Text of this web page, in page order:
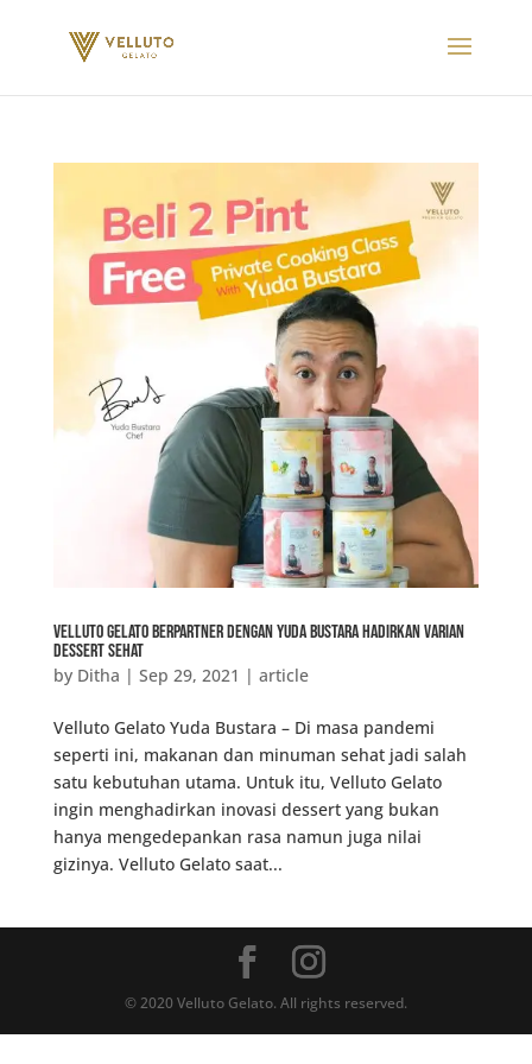
Velluto Gelato Berpartner Dengan Yuda Bustara Hadirkan Varian
Dessert Sehat
by Ditha | Sep 29, 2021 | article
Velluto Gelato Yuda Bustara – Di masa pandemi
seperti ini, makanan dan minuman sehat jadi salah
satu kebutuhan utama. Untuk itu, Velluto Gelato
ingin menghadirkan inovasi dessert yang bukan
hanya mengedepankan rasa namun juga nilai
gizinya. Velluto Gelato saat...
© 2020 Velluto Gelato. All rights reserved.